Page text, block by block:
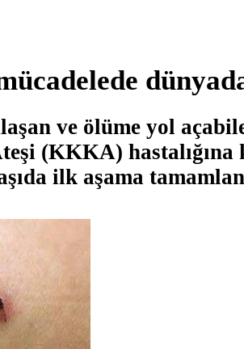
ve ölüme yol
(KKKA)
ilk aşama